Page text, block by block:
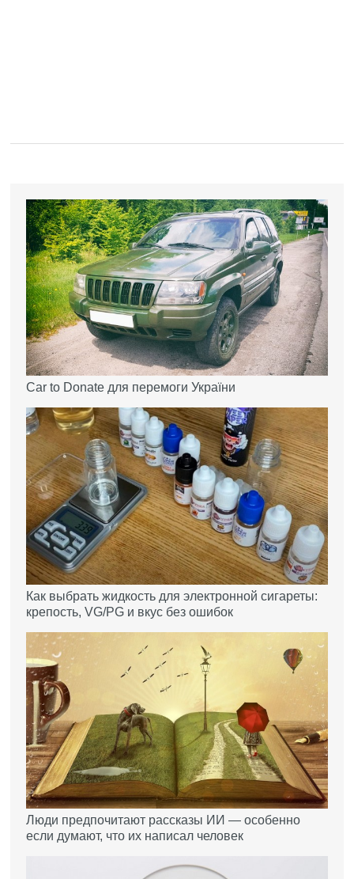
Car to Donate для перемоги України
Как выбрать жидкость для электронной сигареты:
крепость, VG/PG и вкус без ошибок
Люди предпочитают рассказы ИИ — особенно
если думают, что их написал человек